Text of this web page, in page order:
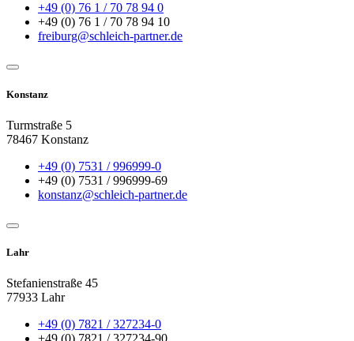
+49 (0) 76 1 / 70 78 94 0
+49 (0) 76 1 / 70 78 94 10
freiburg@schleich-partner.de
Konstanz
Turmstraße 5
78467 Konstanz
+49 (0) 7531 / 996999-0
+49 (0) 7531 / 996999-69
konstanz@schleich-partner.de
Lahr
Stefanienstraße 45
77933 Lahr
+49 (0) 7821 / 327234-0
+49 (0) 7821 / 327234-90